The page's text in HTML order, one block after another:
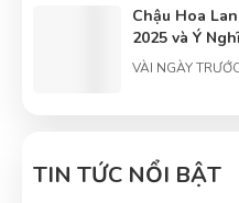
Chậu Hoa
2025 và Ý
VÀI NGÀY
VÀI NGÀY TRƯỚC
TIN TỨC NỔI BẬT